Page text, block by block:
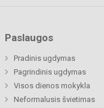
Paslaugos
Pradinis ugdymas
Pagrindinis ugdymas
Visos dienos mokykla
Neformalusis švietimas